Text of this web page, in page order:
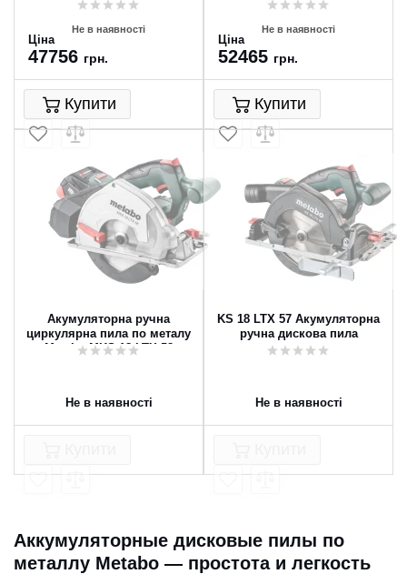
Не в наявності
Ціна
47756 грн.
Купити
Не в наявності
Ціна
52465 грн.
Купити
Акумуляторна ручна
циркулярна пила по металу
Metabo MKS 18 LTX 58
Не в наявності
KS 18 LTX 57 Акумуляторна
ручна дискова пила
Не в наявності
Аккумуляторные дисковые пилы по
металлу Metabo — простота и легкость